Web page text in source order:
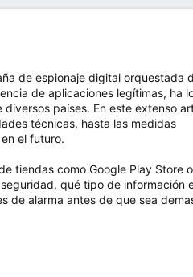
de espionaje digital orquestada
de aplicaciones legítimas, ha
países. En este extenso
técnicas, hasta las medidas
el futuro.
tiendas como Google Play Store o
qué tipo de información
de alarma antes de que sea